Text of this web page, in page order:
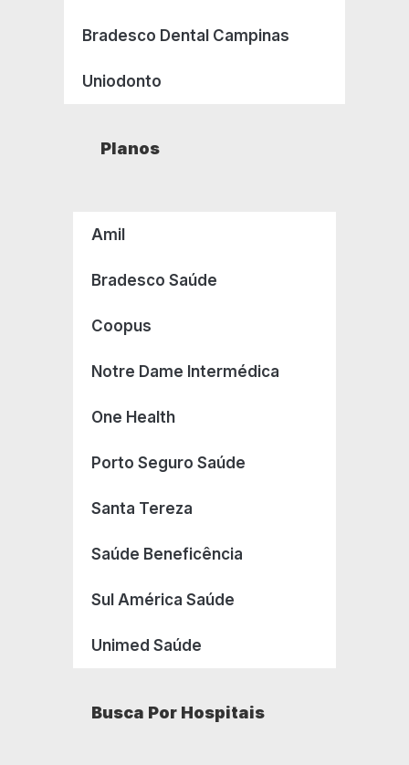
Bradesco Dental Campinas
Uniodonto
Planos
Amil
Bradesco Saúde
Coopus
Notre Dame Intermédica
One Health
Porto Seguro Saúde
Santa Tereza
Saúde Beneficência
Sul América Saúde
Unimed Saúde
Busca Por Hospitais